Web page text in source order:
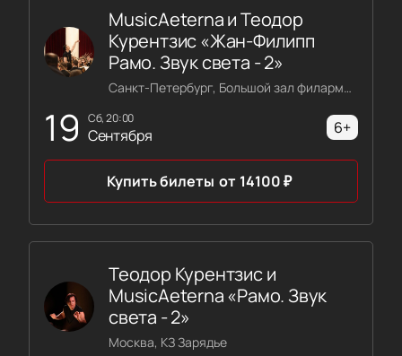
19 сб, 20:00
Сентября
MusicAeterna и Теодор
Курентзис «Жан-Филипп
Рамо. Звук света - 2»
Санкт-Петербург, Большой зал филармонии имени Шостаковича
6+
Купить билеты от 14100₽
Теодор Курентзис и
MusicAeterna «Рамо. Звук
света - 2»
Москва, КЗ Зарядье